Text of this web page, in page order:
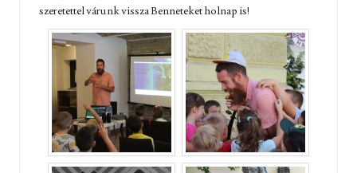
szeretettel várunk vissza Benneteket holnap is!